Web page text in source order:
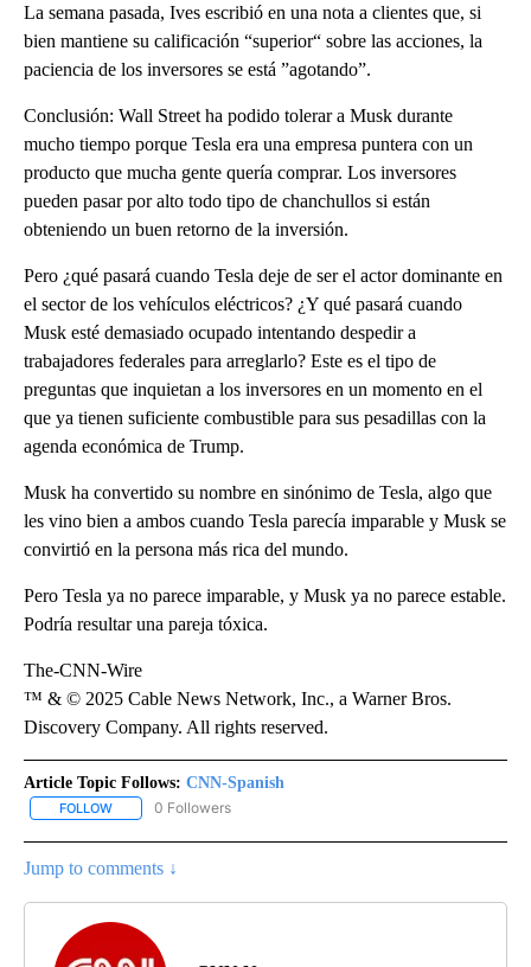
La semana pasada, Ives escribió en una nota a clientes que, si
bien mantiene su calificación “superior“ sobre las acciones, la
paciencia de los inversores se está ”agotando”.
Conclusión: Wall Street ha podido tolerar a Musk durante
mucho tiempo porque Tesla era una empresa puntera con un
producto que mucha gente quería comprar. Los inversores
pueden pasar por alto todo tipo de chanchullos si están
obteniendo un buen retorno de la inversión.
Pero ¿qué pasará cuando Tesla deje de ser el actor dominante en
el sector de los vehículos eléctricos? ¿Y qué pasará cuando
Musk esté demasiado ocupado intentando despedir a
trabajadores federales para arreglarlo? Este es el tipo de
preguntas que inquietan a los inversores en un momento en el
que ya tienen suficiente combustible para sus pesadillas con la
agenda económica de Trump.
Musk ha convertido su nombre en sinónimo de Tesla, algo que
les vino bien a ambos cuando Tesla parecía imparable y Musk se
convirtió en la persona más rica del mundo.
Pero Tesla ya no parece imparable, y Musk ya no parece estable.
Podría resultar una pareja tóxica.
The-CNN-Wire
™ & © 2025 Cable News Network, Inc., a Warner Bros.
Discovery Company. All rights reserved.
Article Topic Follows: CNN-Spanish
FOLLOW FOLLOW "CNN-SPANISH" TO RECEIVE NOTIFICATIONS ABOUT
0 Followers
Jump to comments ↓